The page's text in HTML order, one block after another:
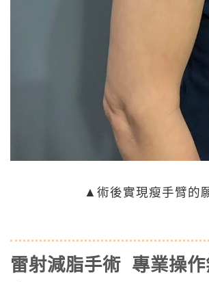
▲術後實現瘦手臂的
雷射減脂手術 專業操